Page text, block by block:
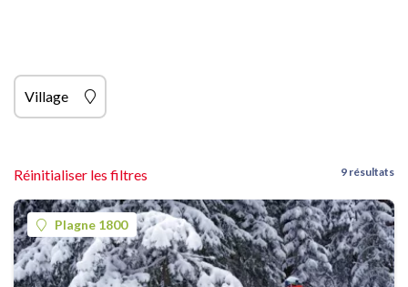
Village
Réinitialiser les filtres 9 résultats
Plagne 1800